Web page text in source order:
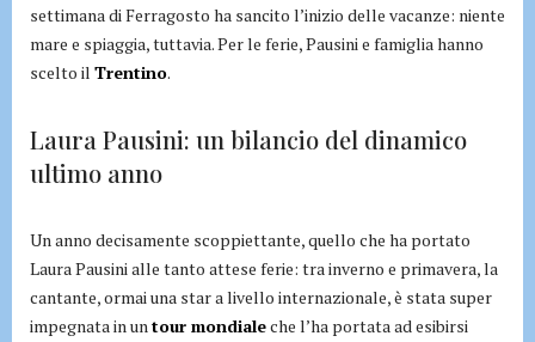
settimana di Ferragosto ha sancito l’inizio delle vacanze: niente
mare e spiaggia, tuttavia. Per le ferie, Pausini e famiglia hanno
scelto il Trentino.
Laura Pausini: un bilancio del dinamico
ultimo anno
Un anno decisamente scoppiettante, quello che ha portato
Laura Pausini alle tanto attese ferie: tra inverno e primavera, la
cantante, ormai una star a livello internazionale, è stata super
impegnata in untour mondialeche l’ha portata ad esibirsi